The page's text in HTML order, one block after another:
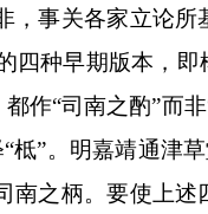
，事关各家立论
四种早期版本，
作“司南之酌”而
“柢”。明嘉靖通
南之柄。要使上